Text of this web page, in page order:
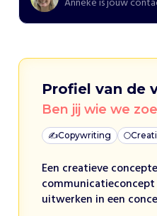
e
n
n
Profiel van de
Ben jij wie we
✍️Copywriting 🌕
Een creatieve
communicatieconcept
uitwerken in een